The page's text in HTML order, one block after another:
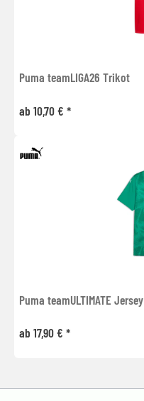
Puma teamLIGA26 Trikot
ab 10,70 € *
Puma teamULTIMATE Jersey
ab 17,90 € *